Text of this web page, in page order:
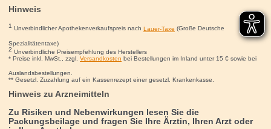
Hinweis
1 Unverbindlicher Apothekenverkaufspreis nach Lauer-Taxe (Große Deutsche
Spezialitätentaxe)
2 Unverbindliche Preisempfehlung des Herstellers
* Preise inkl. MwSt., zzgl. Versandkosten bei Bestellungen im Inland unter 15 €sowie bei
Auslandsbestellungen.
** Gesetzl. Zuzahlung auf ein Kassenrezept einer gesetzl. Krankenkasse.
Hinweis zu Arzneimitteln
Zu Risiken und Nebenwirkungen lesen Sie die
Packungsbeilage und fragen Sie Ihre Ärztin, Ihren Arzt oder